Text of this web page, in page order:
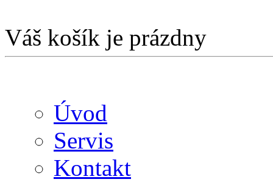
Váš košík je prázdny
Úvod
Servis
Kontakt